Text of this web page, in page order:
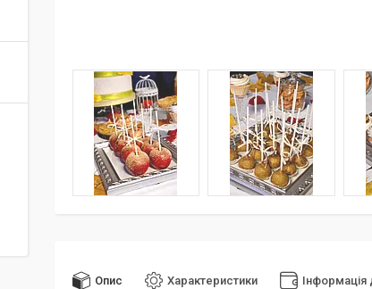
Опис Характеристики